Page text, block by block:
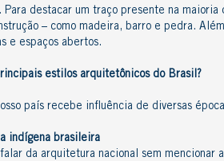
Para destacar um traço presente na
– como madeira, barro e pedra.
e espaços abertos.
estilos arquitetônicos do Brasil?
país recebe influência de diversas
indígena brasileira
da arquitetura nacional sem mencionar